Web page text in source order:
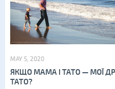
MAY 5, 2020
ЯКЩО МАМА І ТАТО — МОЇ
ТАТО?